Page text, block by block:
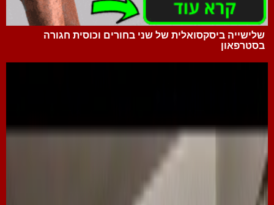
שלישייה ביסקסואלית של שני בחורים וכוסית חגורה
בסטרפאון